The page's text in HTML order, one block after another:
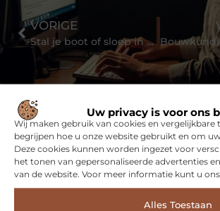
Uw privacy is voor ons
Wij maken gebruik van cookies en
begrijpen hoe u onze website gebruikt en om
Deze cookies kunnen worden ingezet voor
het tonen van gepersonaliseerde advertenties
van de website. Voor meer informatie kunt u
Alles Toestaan
Bekijk meer informatie over
Samen-1.nl is dé plek voor algemene
VORIGE
Stal je boot of sloep in de winterstalling van Just Marine